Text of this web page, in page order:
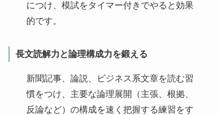
につけ、模試をタイマー付きでやると効果
的です。
長文読解力と論理構成力を鍛える
新聞記事、論説、ビジネス系文章を読む習
慣をつけ、主要な論理展開（主張、根拠、
反論など）の構成を速く把握する練習をす